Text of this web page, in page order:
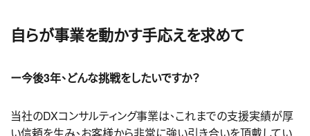
自らが事業を動かす手応えを求めて
ー今後3年、どんな挑戦をしたいですか？
当社のDXコンサルティング事業は、これまでの支援実績が厚